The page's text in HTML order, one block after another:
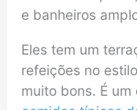
e banheiros
Eles tem um
refeições no
muito bons. É